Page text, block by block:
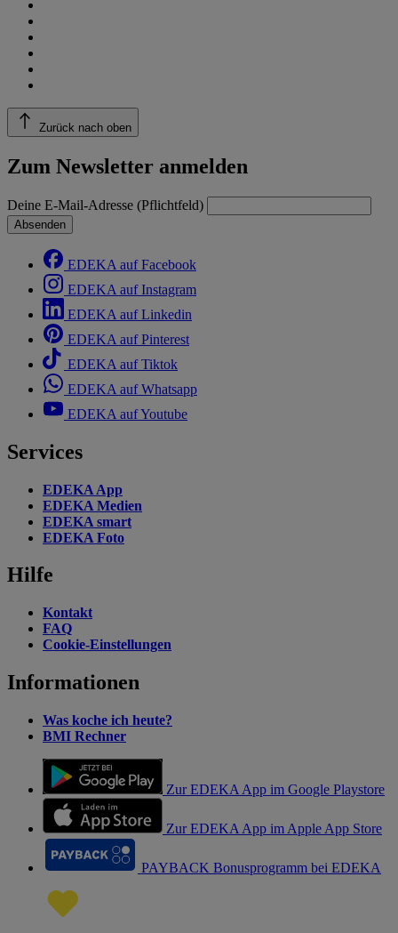
Zurück nach oben
Zum Newsletter anmelden
Deine E-Mail-Adresse (Pflichtfeld)
Absenden
EDEKA auf Facebook
EDEKA auf Instagram
EDEKA auf Linkedin
EDEKA auf Pinterest
EDEKA auf Tiktok
EDEKA auf Whatsapp
EDEKA auf Youtube
Services
EDEKA App
EDEKA Medien
EDEKA smart
EDEKA Foto
Hilfe
Kontakt
FAQ
Cookie-Einstellungen
Informationen
Was koche ich heute?
BMI Rechner
Zur EDEKA App im Google Playstore
Zur EDEKA App im Apple App Store
PAYBACK Bonusprogramm bei EDEKA